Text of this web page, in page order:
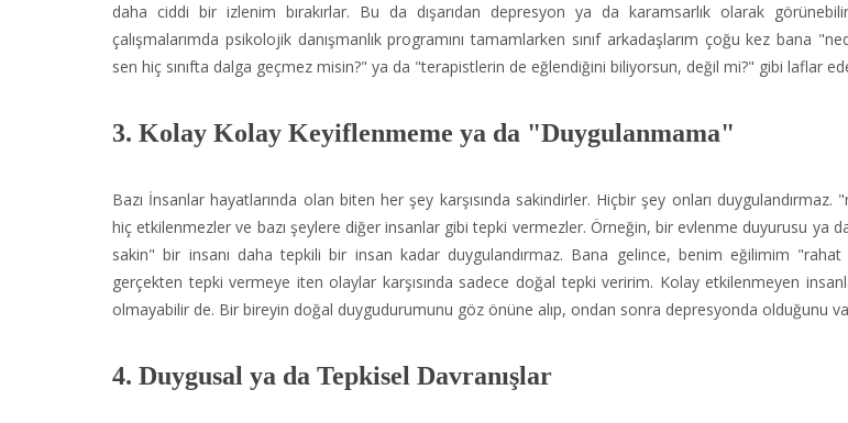
daha ciddi bir izlenim bırakırlar. Bu da dışarıdan depresyon ya da karamsarlık olarak
çalışmalarımda psikolojik danışmanlık programını tamamlarken sınıf arkadaşlarım çoğu kez bana
sen hiç sınıfta dalga geçmez misin?" ya da "terapistlerin de eğlendiğini biliyorsun, değil mi?" gibi laflar
3. Kolay Kolay Keyiflenmeme ya da "Duygulanmama"
Bazı İnsanlar hayatlarında olan biten her şey karşısında sakindirler. Hiçbir şey onları
hiç etkilenmezler ve bazı şeylere diğer insanlar gibi tepki vermezler. Örneğin, bir evlenme duyurusu ya
sakin" bir insanı daha tepkili bir insan kadar duygulandırmaz. Bana gelince, benim eğilimim
gerçekten tepki vermeye iten olaylar karşısında sadece doğal tepki veririm. Kolay etkilenmeyen
olmayabilir de. Bir bireyin doğal duygudurumunu göz önüne alıp, ondan sonra depresyonda olduğunu
4. Duygusal ya da Tepkisel Davranışlar